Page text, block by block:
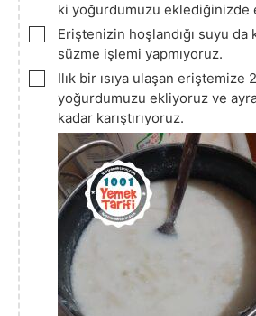
ki yoğurdumuzu eklediğinizde
▢
Eriştenizin hoşlandığı suyu da
süzme işlemi yapmıyoruz.
▢
Ilık bir ısıya ulaşan eriştemize
yoğurdumuzu ekliyoruz ve
kadar karıştırıyoruz.